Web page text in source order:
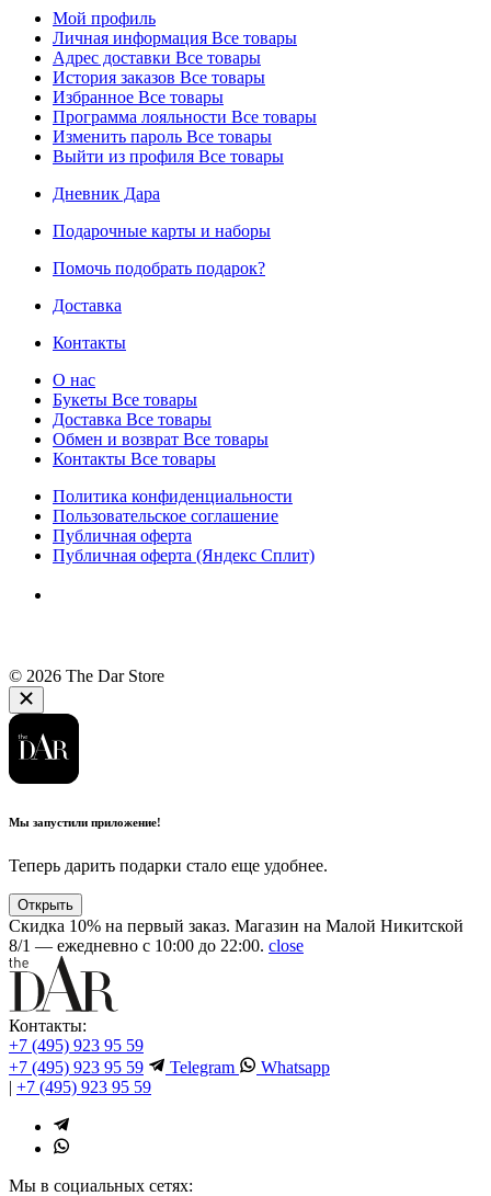
Мой профиль
Личная информация Все товары
Адрес доставки Все товары
История заказов Все товары
Избранное Все товары
Программа лояльности Все товары
Изменить пароль Все товары
Выйти из профиля Все товары
Дневник Дара
Подарочные карты и наборы
Помочь подобрать подарок?
Доставка
Контакты
О нас
Букеты Все товары
Доставка Все товары
Обмен и возврат Все товары
Контакты Все товары
Политика конфиденциальности
Пользовательское соглашение
Публичная оферта
Публичная оферта (Яндекс Сплит)
© 2026 The Dar Store
Мы запустили приложение!
Теперь дарить подарки стало еще удобнее.
Открыть
Скидка 10% на первый заказ. Магазин на Малой Никитской
8/1 — ежедневно с 10:00 до 22:00. close
Контакты:
+7 (495) 923 95 59
+7 (495) 923 95 59
Telegram
Whatsapp
| +7 (495) 923 95 59
Мы в социальных сетях: